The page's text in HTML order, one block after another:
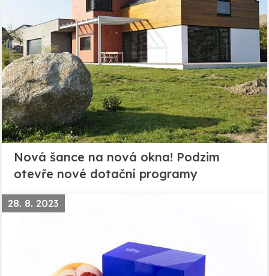
Nová šance na nová okna! Podzim
otevře nové dotační programy
28. 8. 2023